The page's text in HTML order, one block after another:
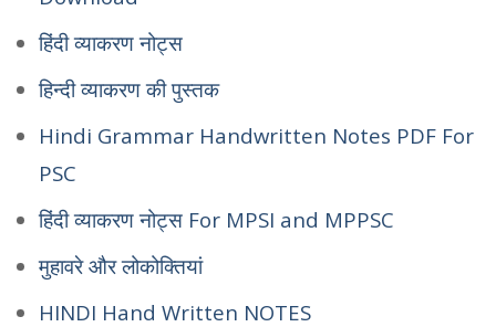
हिंदी व्याकरण नोट्स
हिन्दी व्याकरण की पुस्तक
Hindi Grammar Handwritten Notes PDF For
PSC
हिंदी व्याकरण नोट्स For MPSI and MPPSC
मुहावरे और लोकोक्तियां
HINDI Hand Written NOTES